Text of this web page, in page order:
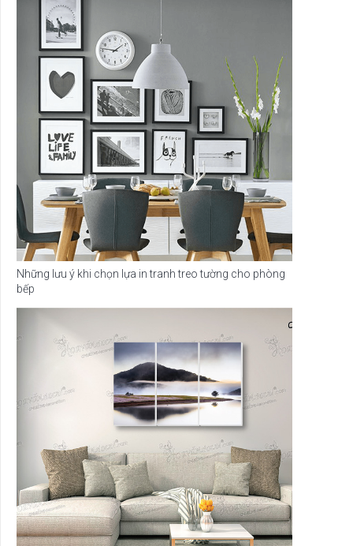
Những lưu ý khi chọn lựa in tranh treo tường cho phòng
bếp